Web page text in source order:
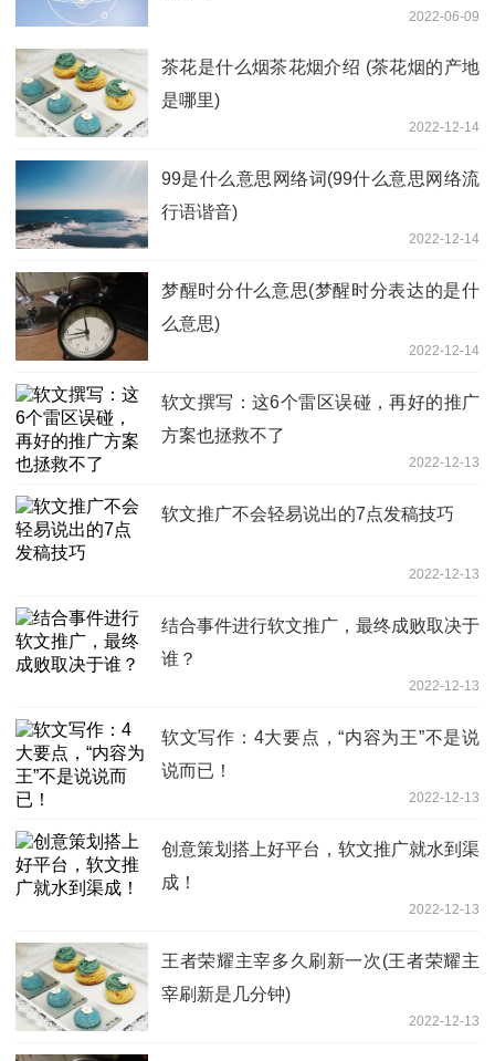
2022-06-09
茶花是什么烟茶花烟介绍 (茶花烟的产地
是哪里)
2022-12-14
99是什么意思网络词(99什么意思网络流
行语谐音)
2022-12-14
梦醒时分什么意思(梦醒时分表达的是什
么意思)
2022-12-14
软文撰写：这6个雷区误碰，再好的推广
方案也拯救不了
2022-12-13
软文推广不会轻易说出的7点发稿技巧
2022-12-13
结合事件进行软文推广，最终成败取决于
谁？
2022-12-13
软文写作：4大要点，“内容为王”不是说
说而已！
2022-12-13
创意策划搭上好平台，软文推广就水到渠
成！
2022-12-13
王者荣耀主宰多久刷新一次(王者荣耀主
宰刷新是几分钟)
2022-12-13